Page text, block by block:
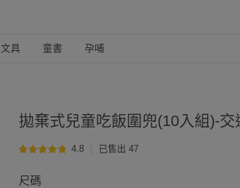
文具 童書 孕哺
拋棄式兒童吃飯圍兜(10入組)-
4.8 已售出 47
尺碼